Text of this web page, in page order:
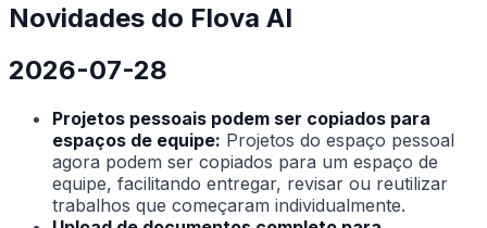
Novidades do Flova AI
2026-07-28
Projetos pessoais podem ser copiados para
espaços de equipe: Projetos do espaço pessoal
agora podem ser copiados para um espaço de
equipe, facilitando entregar, revisar ou reutilizar
trabalhos que começaram individualmente.